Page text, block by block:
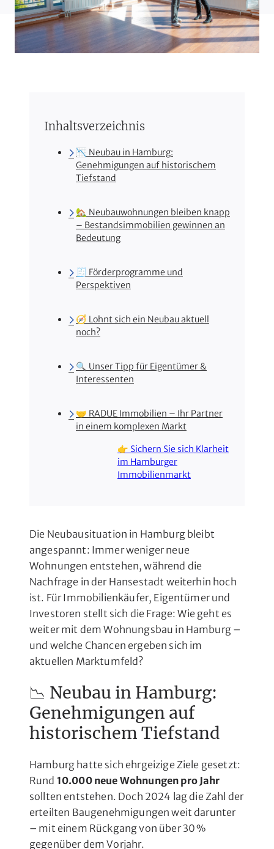
Die Neubausituation in Hamburg bleibt
angespannt: Immer weniger neue
Wohnungen entstehen, während die
Nachfrage in der Hansestadt weiterhin hoch
ist. Für Immobilienkäufer, Eigentümer und
Investoren stellt sich die Frage: Wie geht es
weiter mit dem Wohnungsbau in Hamburg –
und welche Chancen ergeben sich im
aktuellen Marktumfeld?
📉 Neubau in Hamburg:
Genehmigungen auf
historischem Tiefstand
Hamburg hatte sich ehrgeizige Ziele gesetzt:
Rund 10.000 neue Wohnungen pro Jahr
sollten entstehen. Doch 2024 lag die Zahl der
erteilten Baugenehmigungen weit darunter
– mit einem Rückgang von über 30 %
gegenüber dem Vorjahr.
Inhaltsverzeichnis
📉 Neubau in Hamburg:
Genehmigungen auf historischem
Tiefstand
🏡 Neubauwohnungen bleiben knapp
– Bestandsimmobilien gewinnen an
Bedeutung
🧾 Förderprogramme und
Perspektiven
🧭 Lohnt sich ein Neubau aktuell
noch?
🔍 Unser Tipp für Eigentümer &
Interessenten
🤝 RADUE Immobilien – Ihr Partner
in einem komplexen Markt
👉 Sichern Sie sich Klarheit
im Hamburger
Immobilienmarkt